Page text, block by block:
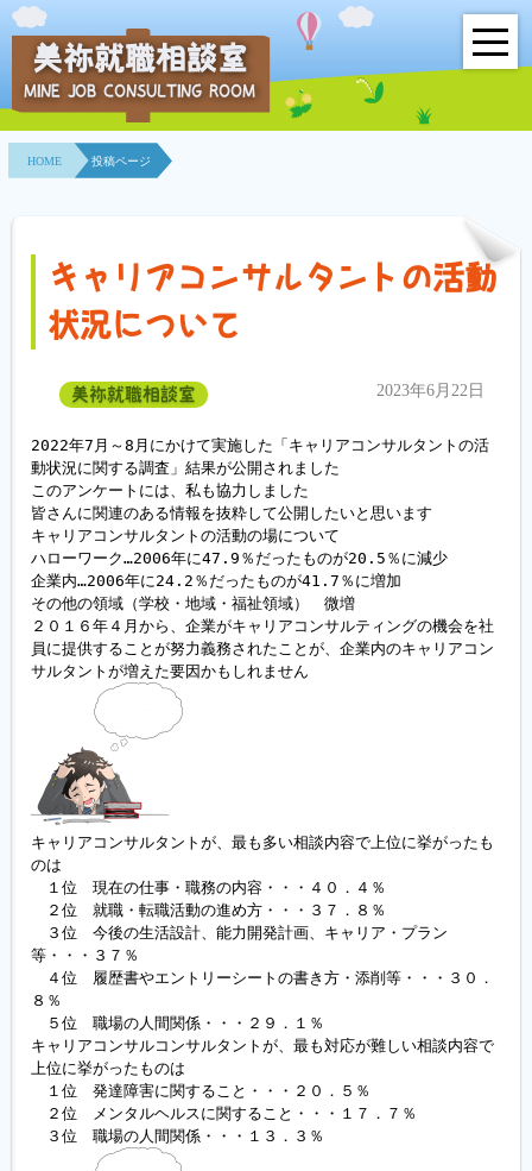
HOME
事業所紹介
相談室とは？
地域連携事業
求人情報検索
各種セミナー
履歴書ジェネレーター
美祢就職相談室
MINE JOB CONSULTING ROOM
HOME 投稿ページ
キャリアコンサルタントの活動
状況について
美祢就職相談室 2023年6月22日
2022年7月～8月にかけて実施した「キャリアコンサルタントの活
動状況に関する調査」結果が公開されました
このアンケートには、私も協力しました
皆さんに関連のある情報を抜粋して公開したいと思います
キャリアコンサルタントの活動の場について
ハローワーク…2006年に47.9％だったものが20.5％に減少
企業内…2006年に24.2％だったものが41.7％に増加
その他の領域（学校・地域・福祉領域）　微増
２０１６年４月から、企業がキャリアコンサルティングの機会を社
員に提供することが努力義務されたことが、企業内のキャリアコン
キャリアコンサルタントが、最も多い相談内容で上位に挙がったも
のは
１位　現在の仕事・職務の内容・・・４０．４％
２位　就職・転職活動の進め方・・・３７．８％
３位　今後の生活設計、能力開発計画、キャリア・プラン
等・・・３７％
４位　履歴書やエントリーシートの書き方・添削等・・・３０．
８％
５位　職場の人間関係・・・２９．１％
キャリアコンサルコンサルタントが、最も対応が難しい相談内容で
上位に挙がったものは
１位　発達障害に関すること・・・２０．５％
２位　メンタルヘルスに関すること・・・１７．７％